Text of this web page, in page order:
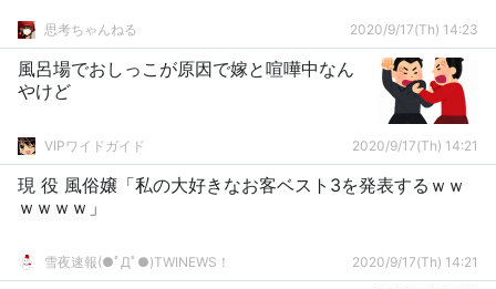
思考ちゃんねる 2020/9/17(Th) 14:23
風呂場でおしっこが原因で嫁と喧嘩中なん
やけど
VIPワイドガイド 2020/9/17(Th) 14:21
現 役 風俗嬢「私の大好きなお客ベスト3を発表するｗｗ
ｗｗｗｗ」
雪夜速報(●ﾟДﾟ●)TWINEWS！ 2020/9/17(Th) 14:21